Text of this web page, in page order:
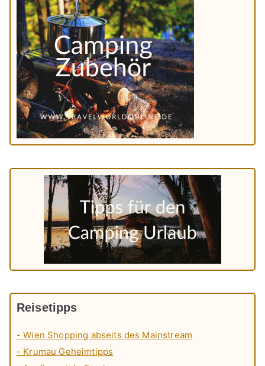
Reisetipps
- Wien Shopping abseits des Mainstream
- Krumau Geheimtipps